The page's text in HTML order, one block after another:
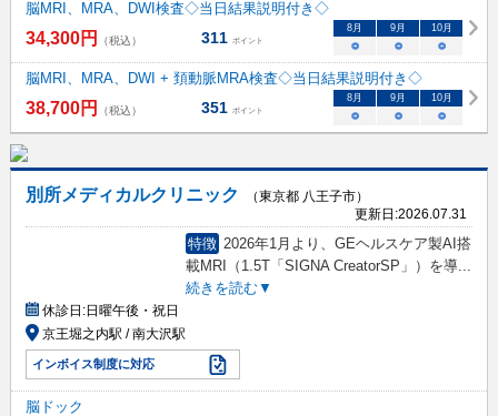
脳MRI、MRA、DWI検査◇当日結果説明付き◇
34,300円 （税込） 311 ポイント
8月 9月 10月
○ ○ ○
脳MRI、MRA、DWI + 頚動脈MRA検査◇当日結果説明付き◇
38,700円 （税込） 351 ポイント
8月 9月 10月
○ ○ ○
別所メディカルクリニック
（東京都 八王子市）
更新日:2026.07.31
特徴 2026年1月より、GEヘルスケア製AI搭
載MRI（1.5T「SIGNA CreatorSP」）を導...
続きを読む▼
休診日:日曜午後・祝日
京王堀之内駅 / 南大沢駅
インボイス制度に対応
脳ドック